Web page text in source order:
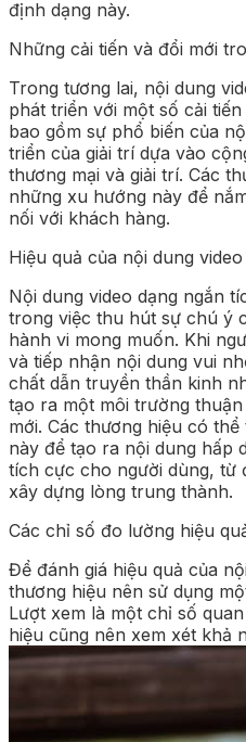
định dạng này.
Những cải tiến và đổi mới
Trong tương lai, nội dung
phát triển với một số cải
bao gồm sự phổ biến của
triển của giải trí dựa vào
thương mại và giải trí. Các
những xu hướng này để
nối với khách hàng.
Hiệu quả của nội dung
Nội dung video dạng ngắn
trong việc thu hút sự chú ý
hành vi mong muốn. Khi
và tiếp nhận nội dung vui
chất dẫn truyền thần kinh
tạo ra một môi trường
mới. Các thương hiệu có
này để tạo ra nội dung hấp
tích cực cho người dùng, từ
xây dựng lòng trung thành.
Các chỉ số đo lường hiệu
Để đánh giá hiệu quả của
thương hiệu nên sử dụng
Lượt xem là một chỉ số
hiệu cũng nên xem xét khả